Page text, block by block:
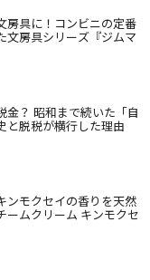
房具に！コンビニの定番
文房具シリーズ『ジムマ
金？ 昭和まで続いた「自
と脱税が横行した理由
ンモクセイの香りを天然
ームクリーム キンモクセ